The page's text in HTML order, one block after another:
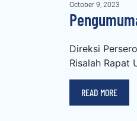
October 9, 2023
Direksi
Risalah Rapat
READ MORE